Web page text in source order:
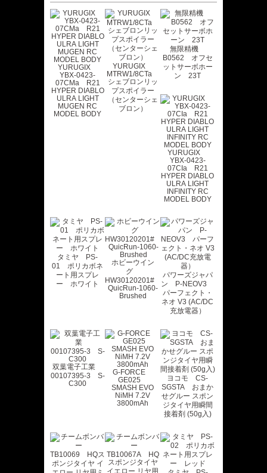
YURUGIX
YBX-0423-
07CMa R21
HYPER DIABLO
ULRA LIGHT
MUGEN RC
MODEL BODY
YURUGIX
MTRW1/8CTa
シェブロンリッ
プスポイラー
（センターシェ
ブロン）
無限精機
B0562 オフセ
ットサーボホー
ン 23T
YURUGIX
YBX-0423-
07CIa R21
HYPER DIABLO
ULRA LIGHT
INFINITY RC
MODEL BODY
タミヤ PS-
01 ポリカボネ
ート用スプレ
ー ホワイト
ホビーウイン
グ
HW30120201#
QuicRun-1060-
Brushed
パワーズジャパ
ン P-NEOV3
パーフェクト・
ネオ V3 (AC/DC
充放電器）
双葉電子工業
00107395-3 S-
C300
G-FORCE
GE025
SMASH EVO
NiMH 7.2V
3800mAh
ヨコモ CS-
SGSTA おまか
せグルー スポン
ジタイヤ用瞬間
接着剤 (50g入)